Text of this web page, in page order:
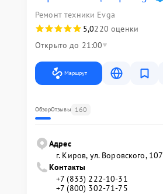
Ремонт техники Evga
5,0220 оценки
Открыто до 21:00
Маршрут
ОбзорОтзывы 160
Адрес
г. Киров, ул. Воровского, 107
Контакты
+7 (833) 222-10-31
+7 (800) 302-71-75